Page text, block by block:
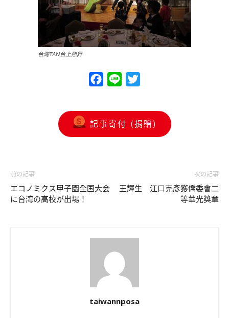
台灣TAN台上熱舞
Facebook
Line
記事寄付 (捐贈)
前の記事
エコノミクス甲子園全国大会
に台湾の高校が出場！
次の記事
王輝生 江口克彥獲僑委會二
等華光獎章
taiwannposa